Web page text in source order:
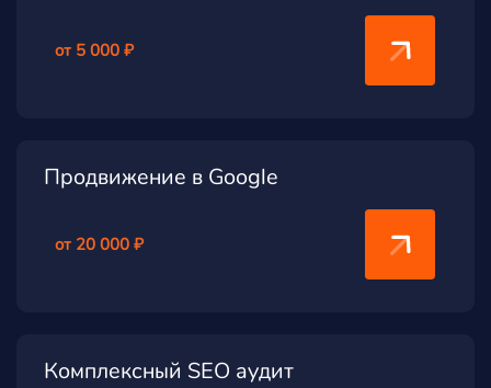
от 5 000 ₽
Продвижение в Google
от 20 000 ₽
Комплексный SEO аудит